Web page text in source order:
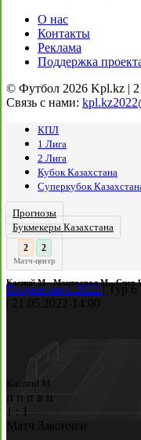
О нас
Контакты
Реклама
Поддержка
© Футбол 2026 Kpl.kz |
Связь с нами:
КПЛ
1 Лига
2 Лига
Кубок Казахстана
Суперкубок
Прогнозы
Букмекеры Казахстана
3 : 2
Матч-центр
Каспий М - Мактаарал М - Счет
Вторая лига 2022
Тур 6
21.05.2022- 14:00
Каспий М
п п п в н
1 : 1
Матч Закончен